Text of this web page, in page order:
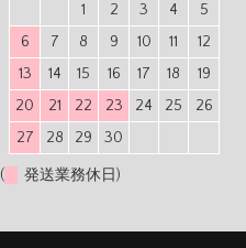
1
2 3 4
5
6
7 8 9 10 11
12
13
14 15 16 17 18
19
20
21 22 23 24 25
26
27
28 29 30
( 発送業務休日)